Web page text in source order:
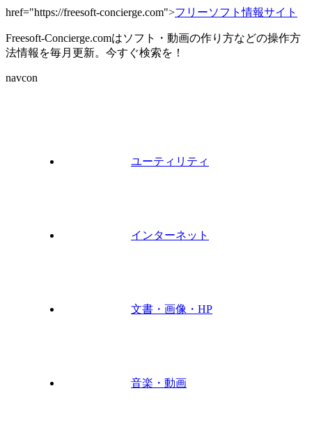
href="https://freesoft-concierge.com">フリーソフト情報サイト
Freesoft-Concierge.comはソフト・動画の作り方などの操作方
法情報を毎月更新。今すぐ検索を！
navcon
ユーティリティ
インターネット
文書・画像・HP
音楽・動画